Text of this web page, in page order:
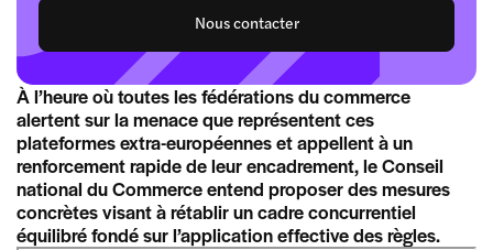
Nous contacter
À l’heure où toutes les fédérations du commerce
alertent sur la menace que représentent ces
plateformes extra-européennes et appellent à un
renforcement rapide de leur encadrement, le Conseil
national du Commerce entend proposer des mesures
concrètes visant à rétablir un cadre concurrentiel
équilibré fondé sur l’application effective des règles.